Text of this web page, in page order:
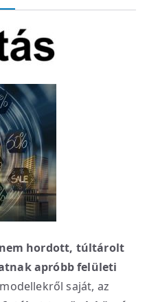
nem hordott, túltárolt
apróbb felületi
saját, az